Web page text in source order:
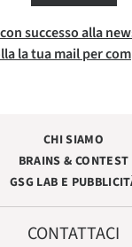
successo alla
la tua mail per
CHI SIAMO
BRAINS & CONTEST
GSG LAB E
CONTATTACI